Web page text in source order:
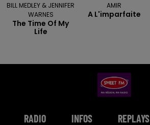
BILL MEDLEY & JENNIFER
WARNES
The Time Of My
Life
AMIR
A L'imparfaite
RADIO INFOS REPLAYS